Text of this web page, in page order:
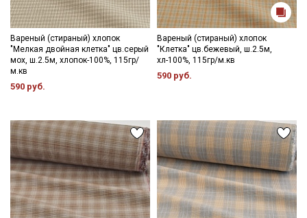
Вареный (стираный) хлопок
"Мелкая двойная клетка" цв.серый
мох, ш.2.5м, хлопок-100%, 115гр/
м.кв
590 руб.
Вареный (стираный) хлопок
"Клетка" цв.бежевый, ш.2.5м,
хл-100%, 115гр/м.кв
590 руб.